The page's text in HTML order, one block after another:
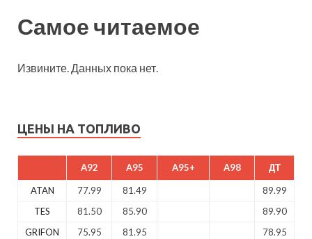
Самое читаемое
Извините. Данных пока нет.
ЦЕНЫ НА ТОПЛИВО
A92 A95 A95+ A98 ДТ
ATAN 77.99 81.49
89.99
TES
81.50 85.90
89.90
GRIFON
75.95 81.95 78.95